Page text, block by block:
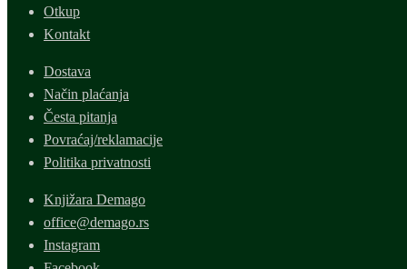
Otkup
Kontakt
Dostava
Način plaćanja
Česta pitanja
Povraćaj/reklamacije
Politika privatnosti
Knjižara Demago
office@demago.rs
Instagram